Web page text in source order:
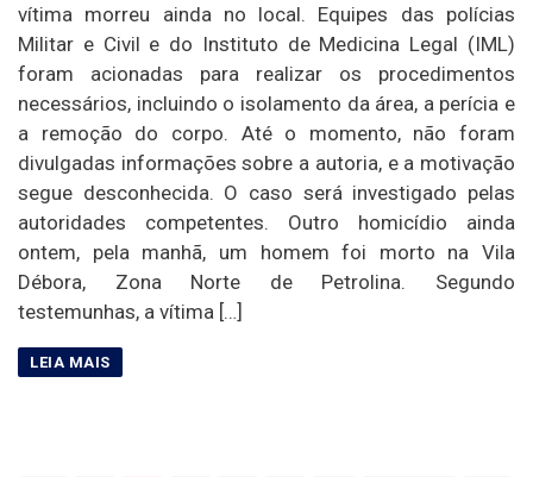
vítima morreu ainda no local. Equipes das polícias
Militar e Civil e do Instituto de Medicina Legal (IML)
foram acionadas para realizar os procedimentos
necessários, incluindo o isolamento da área, a perícia e
a remoção do corpo. Até o momento, não foram
divulgadas informações sobre a autoria, e a motivação
segue desconhecida. O caso será investigado pelas
autoridades competentes. Outro homicídio ainda
ontem, pela manhã, um homem foi morto na Vila
Débora, Zona Norte de Petrolina. Segundo
testemunhas, a vítima […]